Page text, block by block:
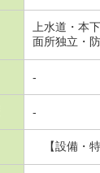
上水道・本
面所独立・
-
-
【設備・